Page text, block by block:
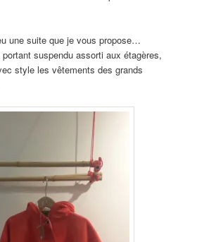
une suite que je vous propose…
suspendu assorti aux étagères,
style les vêtements des grands